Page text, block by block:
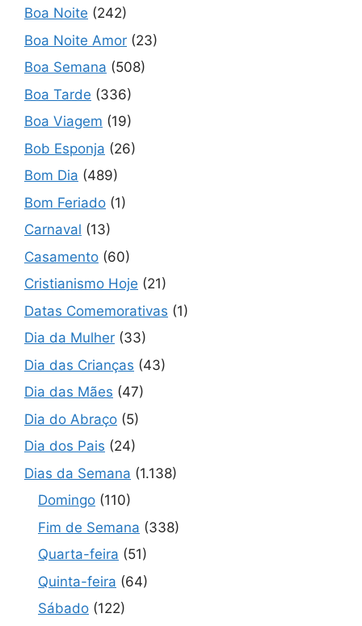
Boa Noite (242)
Boa Noite Amor (23)
Boa Semana (508)
Boa Tarde (336)
Boa Viagem (19)
Bob Esponja (26)
Bom Dia (489)
Bom Feriado (1)
Carnaval (13)
Casamento (60)
Cristianismo Hoje (21)
Datas Comemorativas (1)
Dia da Mulher (33)
Dia das Crianças (43)
Dia das Mães (47)
Dia do Abraço (5)
Dia dos Pais (24)
Dias da Semana (1.138)
Domingo (110)
Fim de Semana (338)
Quarta-feira (51)
Quinta-feira (64)
Sábado (122)